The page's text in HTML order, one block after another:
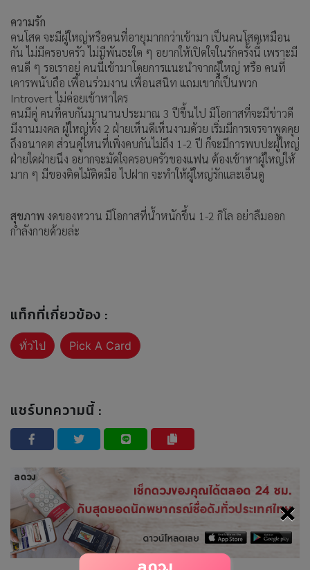
×
ความรัก
คนโสด จะมีผู้ใหญ่หรือคนที่อายุมากกว่าเข้ามา เป็นคนโสดเหมือน
กัน ไม่มีครอบครัว ไม่มีพันธะใด ๆ อยากให้เปิดใจในรักครั้งนี้ เพราะมี
คนดี ๆ รอเราอยู่ คนนี้เข้ามาโดยการแนะนำจากผู้ใหญ่ หรือ คนที่
เคารพนับถือ เพื่อนร่วมงาน เพื่อนสนิท แถมเขาก็เป็นพวก
Introvert ไม่ค่อยเข้าหาใคร
คนมีคู่ คนที่คบกันมานานประมาณ 3 ปีขึ้นไป มีโอกาสที่จะมีข่าวดี
มีงานมงคล ผู้ใหญ่ทั้ง 2 ฝ่ายเห็นดีเห็นงามด้วย เริ่มมีการเจรจาพูดคุย
ถึงอนาคต ส่วนคู่ไหนที่เพิ่งคบกันไม่ถึง 1-2 ปี ก็จะมีการพบปะผู้ใหญ่
ฝ่ายใดฝ่ายนึง อยากจะมัดใจครอบครัวของแฟน ต้องเข้าหาผู้ใหญ่ให้
มาก ๆ มีของติดไม้ติดมือ ไปฝาก จะทำให้ผู้ใหญ่รักและเอ็นดู
สุขภาพ งดของหวาน มีโอกาสที่น้ำหนักขึ้น 1-2 กิโล อย่าลืมออก
กำลังกายด้วยล่ะ
แท็กที่เกี่ยวข้อง :
ทั่วไป Pick A Card
แชร์บทความนี้ :